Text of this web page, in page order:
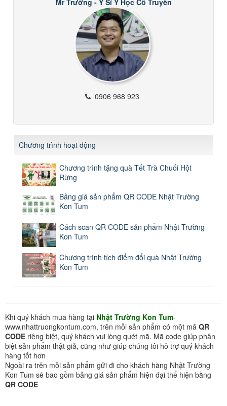
0906 968 923
Chương trình hoạt động
Chương trình tặng quà Tết Trà Chuối Hột
Rừng
Bảng giá sản phẩm QR CODE Nhật Trường
Kon Tum
Cách scan QR CODE sản phẩm Nhật Trường
Kon Tum
Chương trình tích điểm đổi quà Nhật Trường
Kon Tum
Khi quý khách mua hàng tại Nhật Trường Kon Tum-
www.nhattruongkontum.com, trên mỗi sản phẩm có một mã QR
CODE riêng biệt, quý khách vui lòng quét mã. Mã code giúp phân
biệt sản phẩm thật giả, cũng như giúp chúng tôi hỗ trợ quý khách
hàng tốt hơn
Ngoài ra trên mỗi sản phẩm gửi đi cho khách hàng Nhật Trường
Kon Tum sẽ bao gồm bảng giá sản phẩm hiện đại thể hiện bằng
QR CODE